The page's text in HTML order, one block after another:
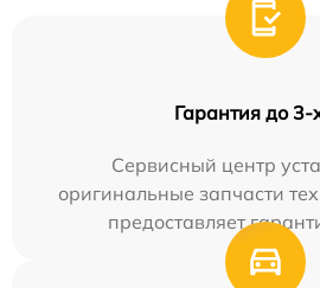
Гарантия до 3-
Сервисный центр
оригинальные запчасти
предоставляет